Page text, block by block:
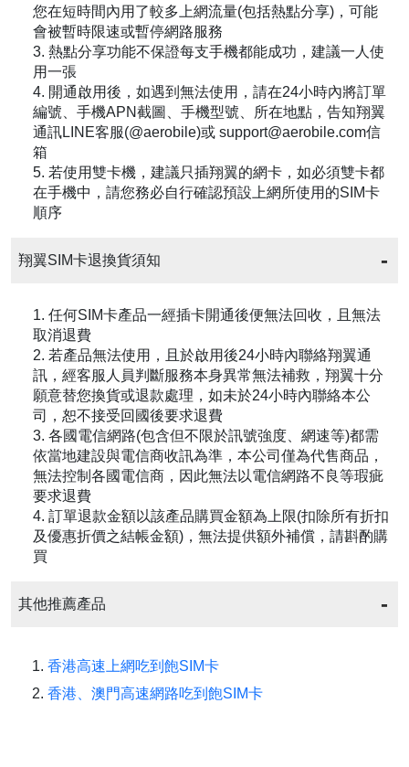
您在短時間內用了較多上網流量(包括熱點分享)，可能
會被暫時限速或暫停網路服務
3. 熱點分享功能不保證每支手機都能成功，建議一人使
用一張
4. 開通啟用後，如遇到無法使用，請在24小時內將訂單
編號、手機APN截圖、手機型號、所在地點，告知翔翼
通訊LINE客服(@aerobile)或 support@aerobile.com信
箱
5. 若使用雙卡機，建議只插翔翼的網卡，如必須雙卡都
在手機中，請您務必自行確認預設上網所使用的SIM卡
順序
翔翼SIM卡退換貨須知
1. 任何SIM卡產品一經插卡開通後便無法回收，且無法
取消退費
2. 若產品無法使用，且於啟用後24小時內聯絡翔翼通
訊，經客服人員判斷服務本身異常無法補救，翔翼十分
願意替您換貨或退款處理，如未於24小時內聯絡本公
司，恕不接受回國後要求退費
3. 各國電信網路(包含但不限於訊號強度、網速等)都需
依當地建設與電信商收訊為準，本公司僅為代售商品，
無法控制各國電信商，因此無法以電信網路不良等瑕疵
要求退費
4. 訂單退款金額以該產品購買金額為上限(扣除所有折扣
及優惠折價之結帳金額)，無法提供額外補償，請斟酌購
買
其他推薦產品
香港高速上網吃到飽SIM卡
香港、澳門高速網路吃到飽SIM卡